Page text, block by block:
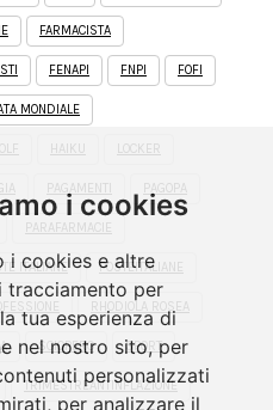
i cookies
i cookies e altre
tracciamento per
tua esperienza di
nel nostro sito, per
personalizzati
per analizzare il
FARMACISTA
FENAPI FNPI FOFI
MONDIALE
HAIKU LOCKER
PAGAMENTI PAGOPA
PARAFARMACIE
ITALIANE POSTEITALIANE
RHODIOLA ROSEA
SCIOPERO SPORT
TRIMESTREANTINFLAZIONE